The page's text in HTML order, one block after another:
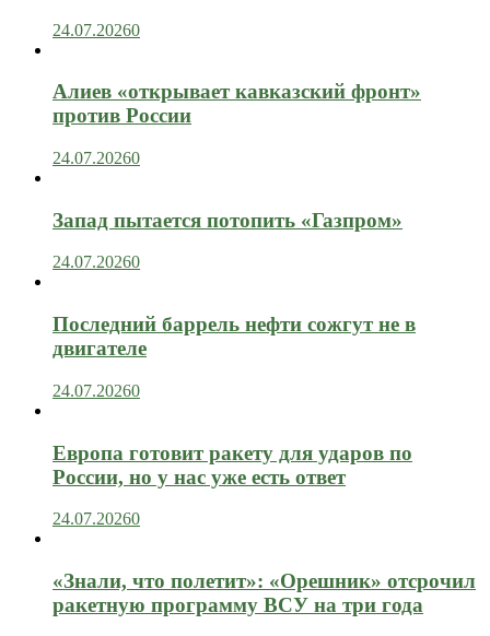
24.07.20260
Алиев «открывает кавказский фронт»
против России
24.07.20260
Запад пытается потопить «Газпром»
24.07.20260
Последний баррель нефти сожгут не в
двигателе
24.07.20260
Европа готовит ракету для ударов по
России, но у нас уже есть ответ
24.07.20260
«Знали, что полетит»: «Орешник» отсрочил
ракетную программу ВСУ на три года